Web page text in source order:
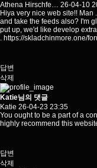
Athena Hirschfe… 26-04-10
Hiya very nice web site!! Man
and take the feeds also? I'm
put up, we'd like develop
. https://skladchinmore.one/
답변
삭제
Katie님의 댓글
Katie 26-04-23 23:35
You ought to be a part of a
highly recommend this
답변
삭제